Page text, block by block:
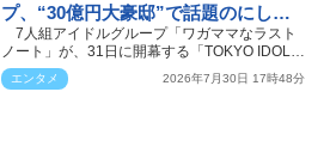
プ、“30億円大豪邸”で話題のにした
ん社長が電撃取材
7人組アイドルグループ「ワガママなラスト
ノート」が、31日に開幕する「TOKYO IDOL
FESTIVAL 2026 suppo…
エンタメ 2026年7月30日 17時48分